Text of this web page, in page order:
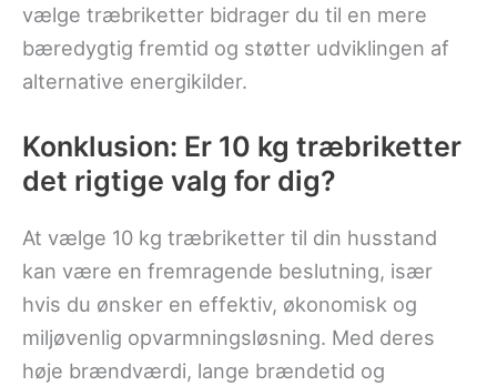
vælge træbriketter bidrager du til en mere
bæredygtig fremtid og støtter udviklingen af
alternative energikilder.
Konklusion: Er 10 kg træbriketter
det rigtige valg for dig?
At vælge 10 kg træbriketter til din husstand
kan være en fremragende beslutning, især
hvis du ønsker en effektiv, økonomisk og
miljøvenlig opvarmningsløsning. Med deres
høje brændværdi, lange brændetid og